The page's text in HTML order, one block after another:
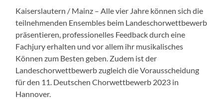
Kaiserslautern / Mainz – Alle vier Jahre können sich die
teilnehmenden Ensembles beim Landeschorwettbewerb
präsentieren, professionelles Feedback durch eine
Fachjury erhalten und vor allem ihr musikalisches
Können zum Besten geben. Zudem ist der
Landeschorwettbewerb zugleich die Vorausscheidung
für den 11. Deutschen Chorwettbewerb 2023 in
Hannover.